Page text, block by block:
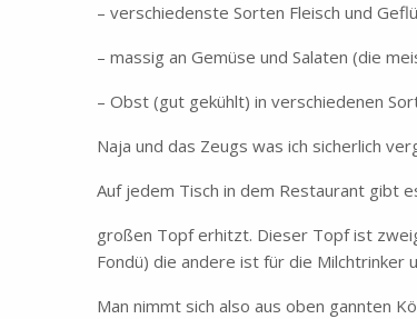
– verschiedenste Sorten Fleisch und
– massig an Gemüse und Salaten (die
– Obst (gut gekühlt) in verschiedenen
Naja und das Zeugs was ich sicherlich
Auf jedem Tisch in dem Restaurant gibt
großen Topf erhitzt. Dieser Topf ist
Fondü) die andere ist für die Milchtrinker
Man nimmt sich also aus oben gannten